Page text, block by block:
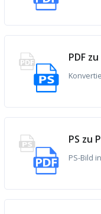
PDF zu
PS zu
PS-Bild